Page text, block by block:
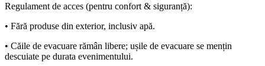
Regulament de acces (pentru confort & siguranță):
• Fără produse din exterior, inclusiv apă.
• Căile de evacuare rămân libere; ușile de evacuare se mențin
descuiate pe durata evenimentului.